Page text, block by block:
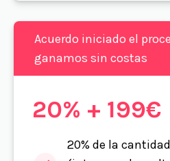
Acuerdo iniciado el
ganamos sin costas
20% + 199€
20% de la